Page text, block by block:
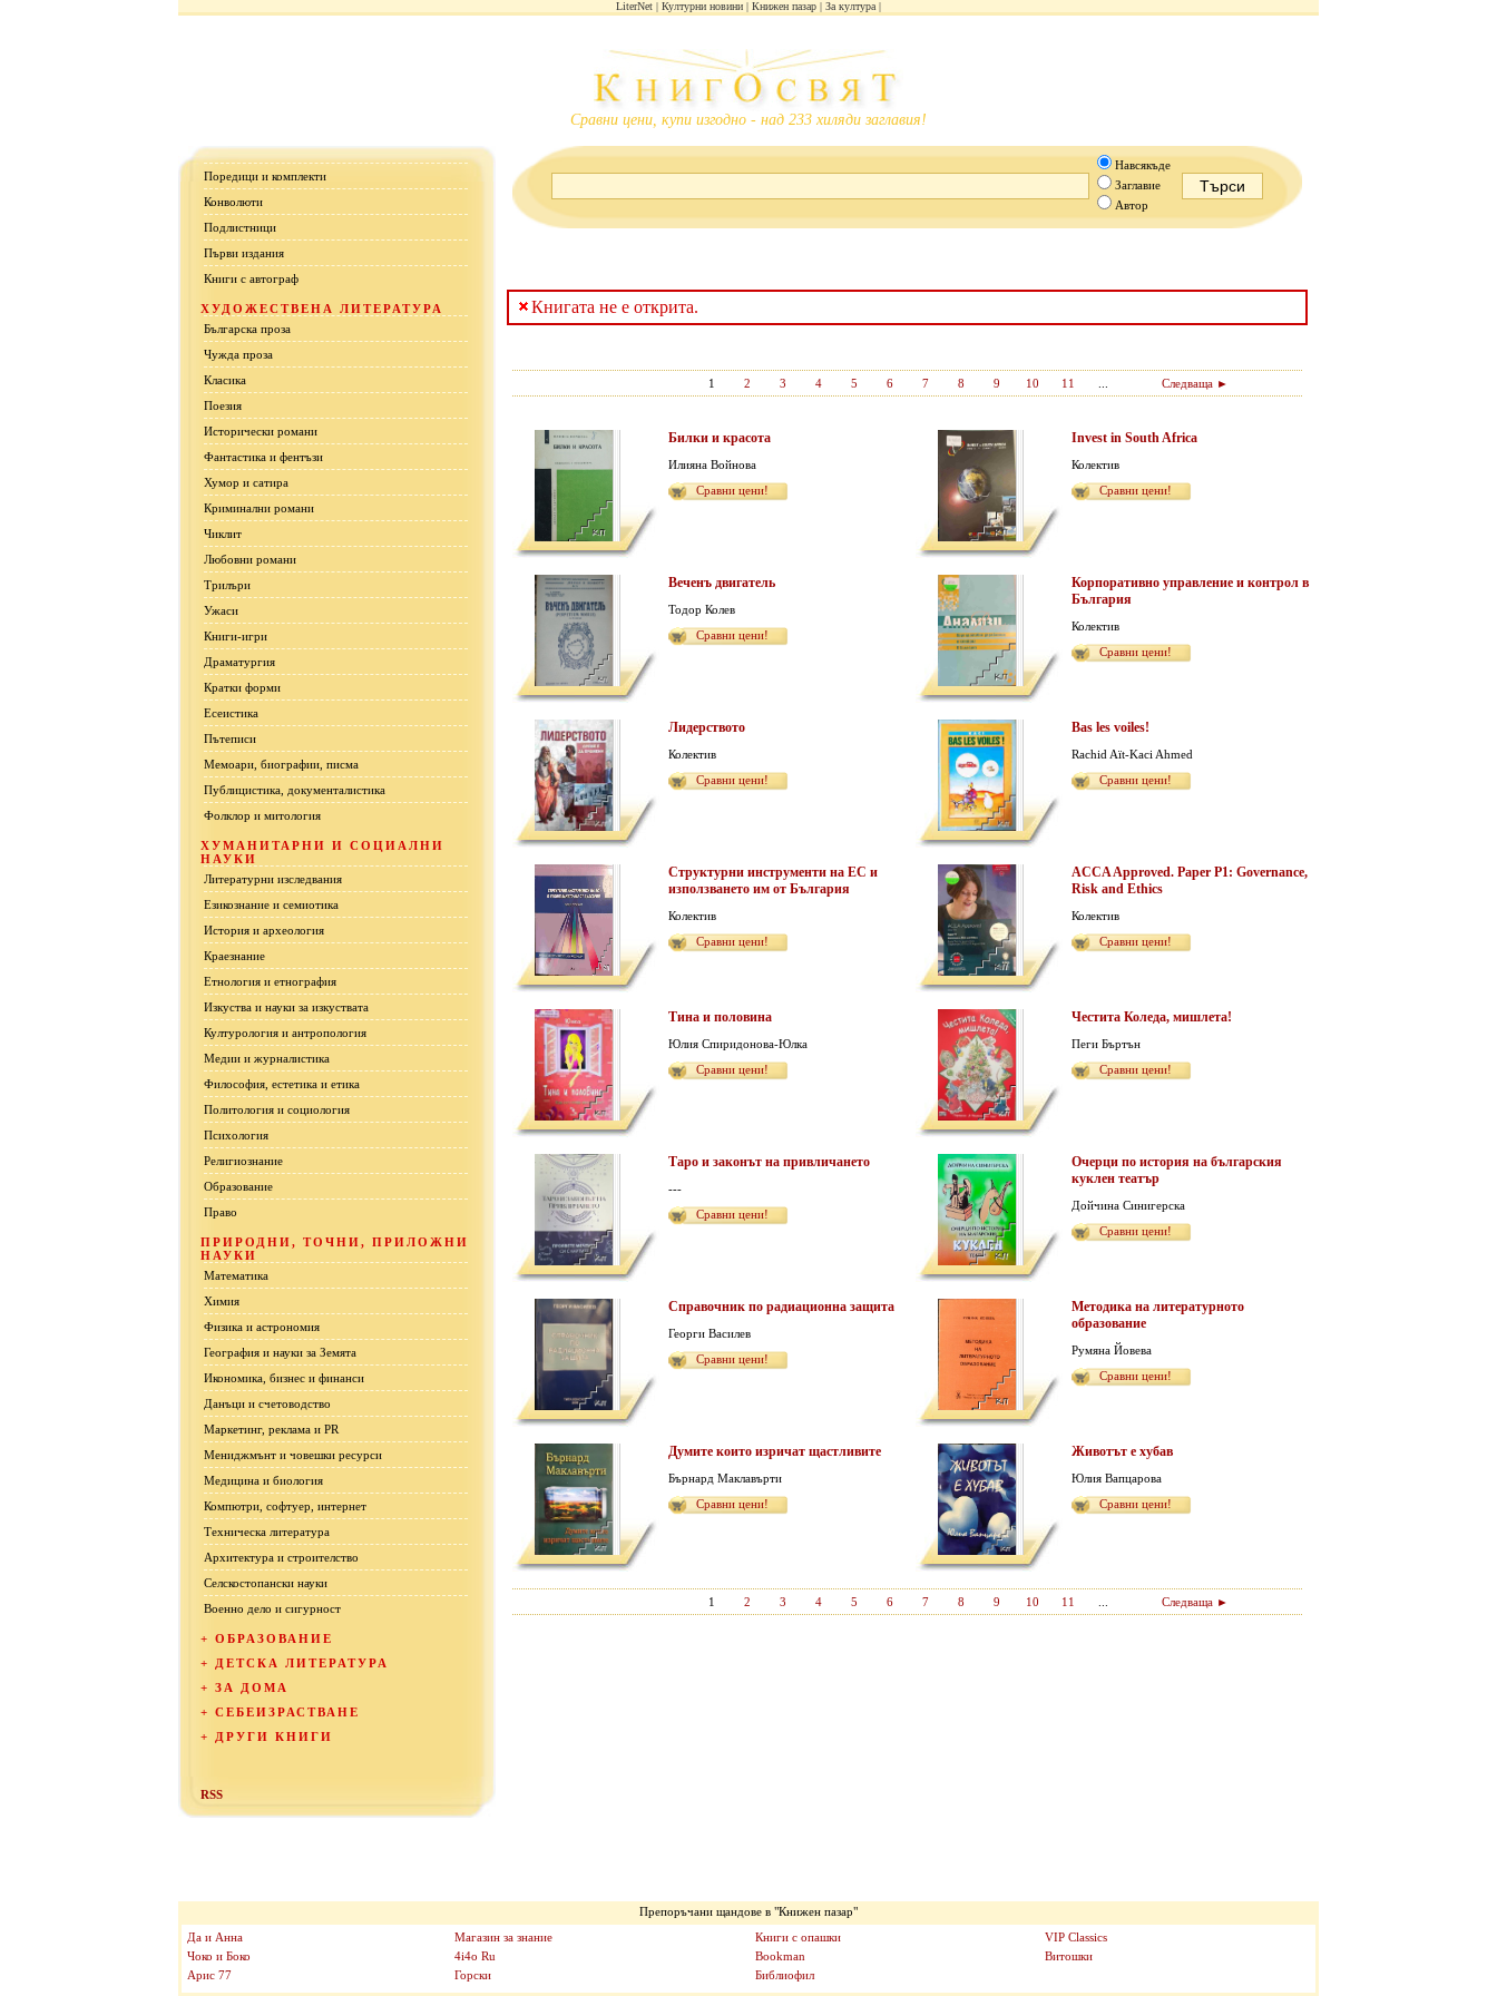
LiterNet Културни новини Книжен пазар За култура
Сравни цени, купи изгодно - над 233 хиляди заглавия!
Поредици и комплекти
Конволюти
Подлистници
Първи издания
Книги с автограф
ХУДОЖЕСТВЕНА ЛИТЕРАТУРА
Българска проза
Чужда проза
Класика
Поезия
Исторически романи
Фантастика и фентъзи
Хумор и сатира
Криминални романи
Чиклит
Любовни романи
Трилъри
Ужаси
Книги-игри
Драматургия
Кратки форми
Есеистика
Пътеписи
Мемоари, биографии, писма
Публицистика, документалистика
Фолклор и митология
ХУМАНИТАРНИ И СОЦИАЛНИ
НАУКИ
Литературни изследвания
Езикознание и семиотика
История и археология
Краезнание
Етнология и етнография
Изкуства и науки за изкуствата
Културология и антропология
Медии и журналистика
Философия, естетика и етика
Политология и социология
Психология
Религиознание
Образование
Право
ПРИРОДНИ, ТОЧНИ, ПРИЛОЖНИ
НАУКИ
Математика
Химия
Физика и астрономия
География и науки за Земята
Икономика, бизнес и финанси
Данъци и счетоводство
Маркетинг, реклама и PR
Мениджмънт и човешки ресурси
Медицина и биология
Компютри, софтуер, интернет
Техническа литература
Архитектура и строителство
Селскостопански науки
Военно дело и сигурност
+ ОБРАЗОВАНИЕ
+
ДЕТСКА ЛИТЕРАТУРА
+ ЗА ДОМА
+ СЕБЕИЗРАСТВАНЕ
+
ДРУГИ КНИГИ
RSS
Навсякъде
Заглавие
Автор
Книгата не е открита.
1 2 3 4 5 6 7 8 9 10 11 Следваща ►
Билки и красота
Илияна Войнова
Сравни цени!
Invest in South Africa
Колектив
Сравни цени!
Веченъ двигатель
Тодор Колев
Сравни цени!
Корпоративно управление и контрол в
България
Колектив
Сравни цени!
Лидерството
Колектив
Сравни цени!
Bas les voiles!
Rachid Aït-Kaci Ahmed
Сравни цени!
Структурни инструменти на ЕС и
използването им от България
Колектив
Сравни цени!
ACCA Approved. Paper P1: Governance,
Risk and Ethics
Колектив
Сравни цени!
Тина и половина
Юлия Спиридонова-Юлка
Сравни цени!
Честита Коледа, мишлета!
Пеги Бъртън
Сравни цени!
Таро и законът на привличането
---
Сравни цени!
Очерци по история на българския
куклен театър
Дойчина Синигерска
Сравни цени!
Справочник по радиационна защита
Георги Василев
Сравни цени!
Методика на литературното
образование
Румяна Йовева
Сравни цени!
Думите които изричат щастливите
Бърнард Маклавърти
Сравни цени!
Животът е хубав
Юлия Вапцарова
Сравни цени!
1 2 3 4 5 6 7 8 9 10 11 Следваща ►
Препоръчани щандове в "Книжен пазар"
Да и Анна
Чоко и Боко
Арис 77
Магазин за знание
4i4o Ru
Горски
Книги с опашки
Bookman
Библиофил
VIP Classics
Витошки